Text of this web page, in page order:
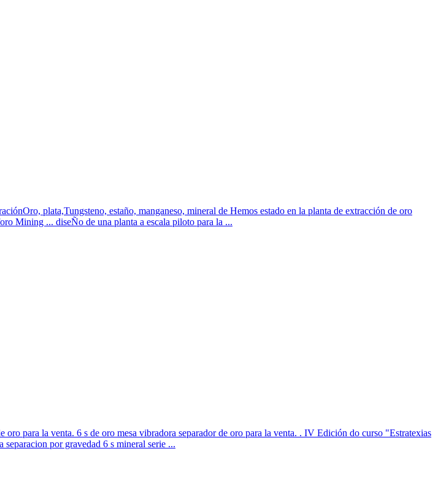
plata,Tungsteno, estaño, manganeso, mineral de Hemos estado en la planta de extracción de oro
Mining ... diseÑo de una planta a escala piloto para la ...
oro para la venta. 6 s de oro mesa vibradora separador de oro para la venta. . IV Edición do curso "Estratexias
por gravedad 6 s mineral serie ...